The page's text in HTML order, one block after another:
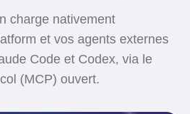
charge nativement
et vos agents externes
Code et Codex, via le
(MCP) ouvert.